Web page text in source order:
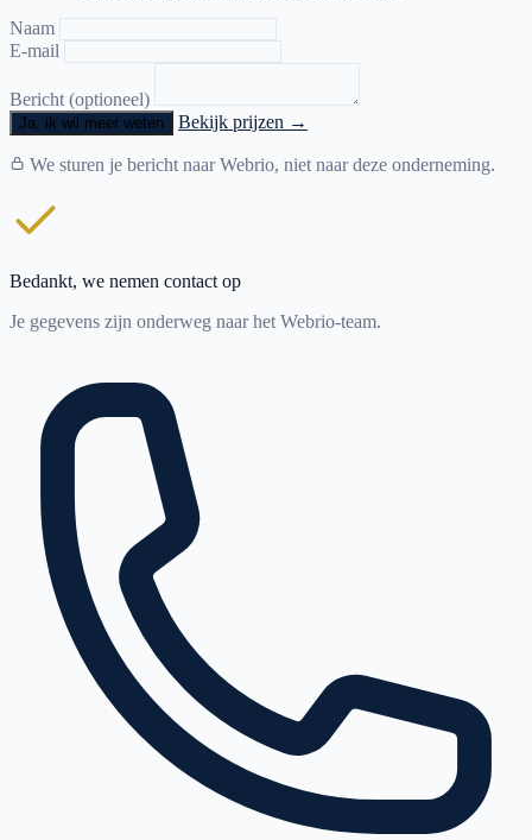
Naam
E-mail
Bericht (optioneel)
Ja, ik wil meer weten Bekijk prijzen →
We sturen je bericht naar Webrio, niet naar deze onderneming.
Bedankt, we nemen contact op
Je gegevens zijn onderweg naar het Webrio-team.